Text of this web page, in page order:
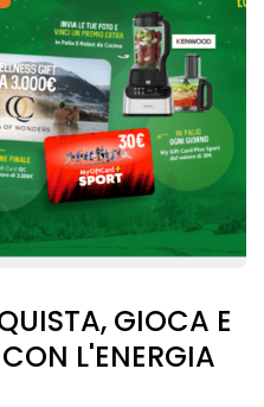
GIOCA E
L'ENERGIA